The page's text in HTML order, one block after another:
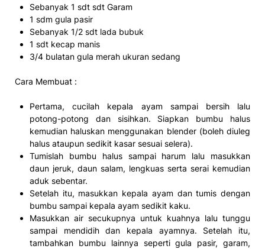
Sebanyak 1 sdt sdt Garam
1 sdm gula pasir
Sebanyak 1/2 sdt lada bubuk
1 sdt kecap manis
3/4 bulatan gula merah ukuran sedang
Cara Membuat :
Pertama, cucilah kepala ayam sampai bersih lalu
potong-potong dan sisihkan. Siapkan bumbu halus
kemudian haluskan menggunakan blender (boleh diuleg
halus ataupun sedikit kasar sesuai selera).
Tumislah bumbu halus sampai harum lalu masukkan
daun jeruk, daun salam, lengkuas serta serai kemudian
aduk sebentar.
Setelah itu, masukkan kepala ayam dan tumis dengan
bumbu sampai kepala ayam sedikit kaku.
Masukkan air secukupnya untuk kuahnya lalu tunggu
sampai mendidih dan kepala ayamnya. Setelah itu,
tambahkan bumbu lainnya seperti gula pasir, garam,